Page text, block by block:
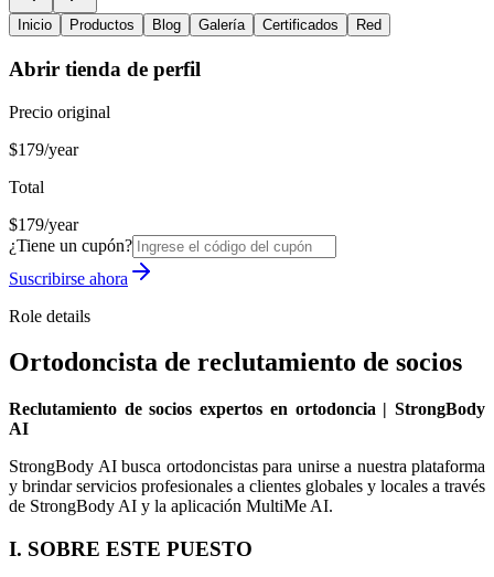
Inicio Productos Blog Galería Certificados Red
Abrir tienda de perfil
Precio original
$179/year
Total
$179/year
¿Tiene un cupón?
Suscribirse ahora
Role details
Ortodoncista de reclutamiento de socios
Reclutamiento de socios expertos en ortodoncia | StrongBody
AI
StrongBody AI busca ortodoncistas para unirse a nuestra plataforma
y brindar servicios profesionales a clientes globales y locales a través
de StrongBody AI y la aplicación MultiMe AI.
I. SOBRE ESTE PUESTO